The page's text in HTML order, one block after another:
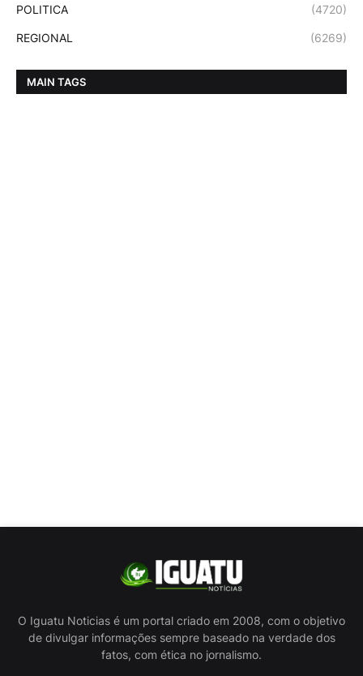
POLITICA (4720)
REGIONAL (6269)
MAIN TAGS
O Iguatu Noticias é um portal criado em 2008, com o objetivo
de divulgar informações sempre baseado na verdade dos
fatos, com ética no jornalismo.